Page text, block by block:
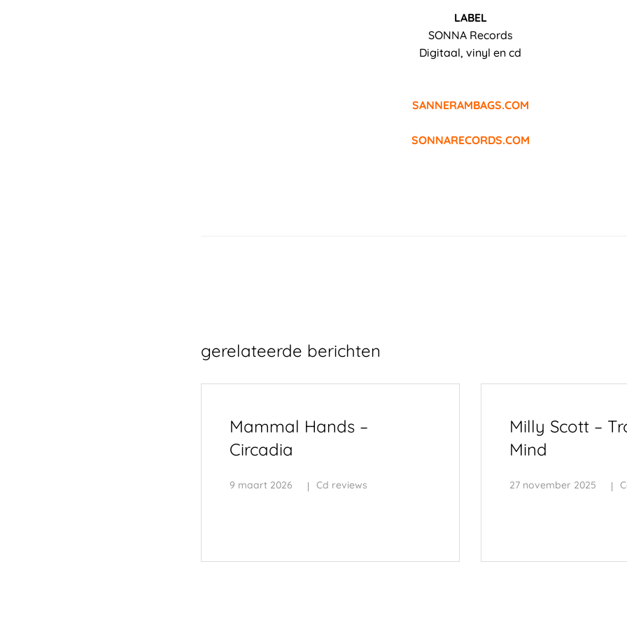
LABEL
SONNA Records
Digitaal, vinyl en cd
SANNERAMBAGS.COM
SONNARECORDS.COM
gerelateerde berichten
Mammal Hands –
Circadia
9 maart 2026 Cd reviews
Milly Scott –
Mind
27 november 2025